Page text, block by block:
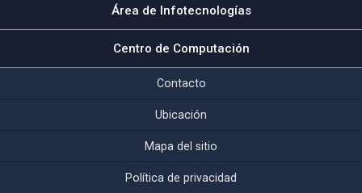
Área de Infotecnologías
Centro de Computación
Contacto
Ubicación
Mapa del sitio
Política de privacidad